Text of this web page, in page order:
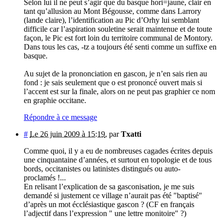
Selon lui il ne peut s’agir que du basque hori=jaune, clair en
tant qu’allusion au Mont Bégousse, comme dans Larrory
(lande claire), l’identification au Pic d’Orhy lui semblant
difficile car l’aspiration souletine serait maintenue et de toute
façon, le Pic est fort loin du territoire communal de Montory.
Dans tous les cas, -tz a toujours été senti comme un suffixe en
basque.
Au sujet de la prononciation en gascon, je n’en sais rien au
fond : je sais seulement que o est prononcé ouvert mais si
l’accent est sur la finale, alors on ne peut pas graphier ce nom
en graphie occitane.
Répondre à ce message
# Le 26 juin 2009 à 15:19, parTxatti
Comme quoi, il y a eu de nombreuses cagades écrites depuis
une cinquantaine d’années, et surtout en topologie et de tous
bords, occitanistes ou latinistes distingués ou auto-
proclamés !...
En relisant l’explication de sa gasconisation, je me suis
demandé si justement ce village n’aurait pas été "baptisé"
d’après un mot écclésiastique gascon ? (CF en français
l’adjectif dans l’expression " une lettre monitoire" ?)